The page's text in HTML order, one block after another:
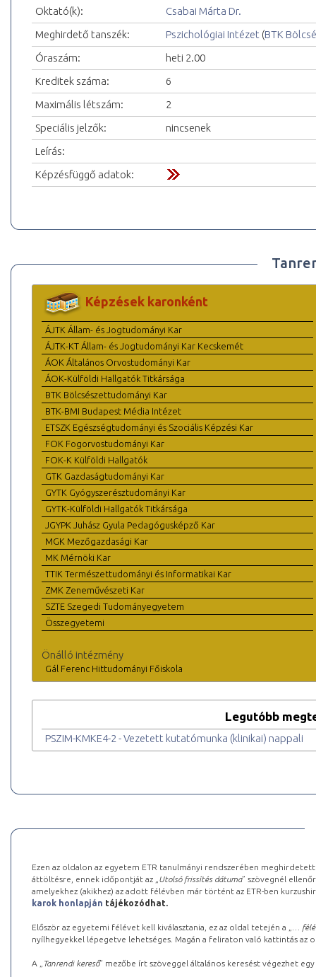
Oktató(k):
Csabai Márta Dr.
Meghirdető tanszék:
Pszichológiai Intézet (BTK
Óraszám:
heti 2.00
Kreditek száma:
6
Maximális létszám:
2
Speciális jelzők:
nincsenek
Leírás:
Képzésfüggő adatok:
Képzések karonként
ÁJTK Állam- és Jogtudományi Kar
ÁJTK-KT Állam- és Jogtudományi Kar Kecskemét
ÁOK Általános Orvostudományi Kar
ÁOK-Külföldi Hallgatók Titkársága
BTK Bölcsészettudományi Kar
BTK-BMI Budapest Média Intézet
ETSZK Egészségtudományi és Szociális Képzési Kar
FOK Fogorvostudományi Kar
FOK-K Külföldi Hallgatók
GTK Gazdaságtudományi Kar
GYTK Gyógyszerésztudományi Kar
GYTK-Külföldi Hallgatók Titkársága
JGYPK Juhász Gyula Pedagógusképző Kar
MGK Mezőgazdasági Kar
MK Mérnöki Kar
TTIK Természettudományi és Informatikai Kar
ZMK Zeneművészeti Kar
SZTE Szegedi Tudományegyetem
Összegyetemi
Önálló intézmény
Gál Ferenc Hittudományi Főiskola
Legutóbb
PSZIM-KMKE4-2 - Vezetett kutatómunka (klinikai) nappali
Ezen az oldalon az egyetem ETR tanulmányi rendszerében
áttöltésre, ennek időpontját az „ Utolsó frissítés dátuma” szövegnél
amelyekhez (akikhez) az adott félévben már történt az ETR-ben
karok honlapján tájékozódhat.
Először az egyetemi félévet kell kiválasztania, ez az oldal tetején a „
…
nyílhegyekkel lépegetve lehetséges. Magán a feliraton való kattintás az
A „ Tanrendi kereső” mezőbe írt szöveggel általános keresést végezhet